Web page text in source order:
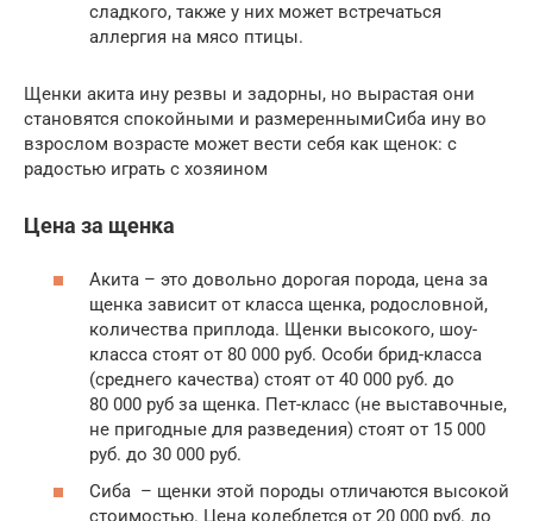
сладкого, также у них может встречаться
аллергия на мясо птицы.
Щенки акита ину резвы и задорны, но вырастая они
становятся спокойными и размереннымиСиба ину во
взрослом возрасте может вести себя как щенок: с
радостью играть с хозяином
Цена за щенка
Акита – это довольно дорогая порода, цена за
щенка зависит от класса щенка, родословной,
количества приплода. Щенки высокого, шоу-
класса стоят от 80 000 руб. Особи брид-класса
(среднего качества) стоят от 40 000 руб. до
80 000 руб за щенка. Пет-класс (не выставочные,
не пригодные для разведения) стоят от 15 000
руб. до 30 000 руб.
Сиба – щенки этой породы отличаются высокой
стоимостью. Цена колеблется от 20 000 руб. до